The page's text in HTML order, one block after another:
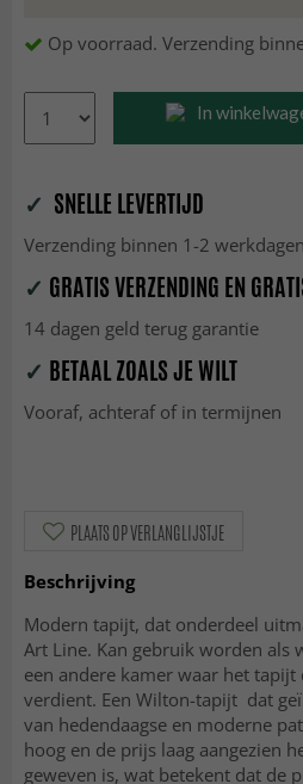
Op voorraad. Verzending
In
✓ SNELLE LEVERTIJD
Verzending binnen 1-2 werkdagen
✓ GRATIS VERZENDING EN
14 dagen geld terug garantie
✓ BETAAL ZOALS JE WILT
Vooraf, achteraf of in termijnen
PLAATS OP VERLANGLIJSTJE
Beschrijving
Modern tapijt, dat onderdeel
Art Line. Kan gebruik worden als
een andere kamer waar het
verdient. Een Wilton-tapijt dat
van hedendaagse en moderne
hoog en de prijs laag aangezien
geweven is, wat betekent dat de